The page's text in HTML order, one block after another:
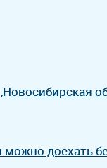
доехать